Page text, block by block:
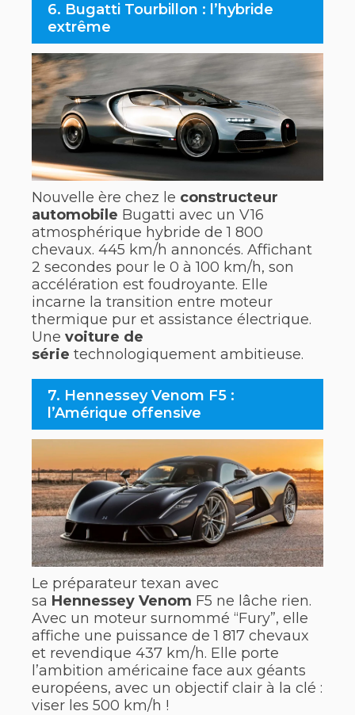
6. Bugatti Tourbillon : l’hybride
extrême
Nouvelle ère chez le constructeur
automobile Bugatti avec un V16
atmosphérique hybride de 1 800
chevaux. 445 km/h annoncés. Affichant
2 secondes pour le 0 à 100 km/h, son
accélération est foudroyante. Elle
incarne la transition entre moteur
thermique pur et assistance électrique.
Une voiture de
série technologiquement ambitieuse.
7. Hennessey Venom F5 :
l’Amérique offensive
Le préparateur texan avec
sa Hennessey Venom F5 ne lâche rien.
Avec un moteur surnommé “Fury”, elle
affiche une puissance de 1 817 chevaux
et revendique 437 km/h. Elle porte
l’ambition américaine face aux géants
européens, avec un objectif clair à la clé :
viser les 500 km/h !